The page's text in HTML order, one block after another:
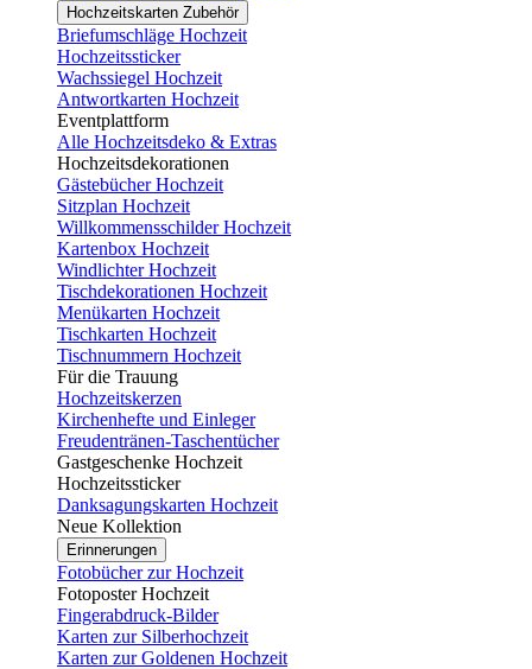
Hochzeitskarten Zubehör
Briefumschläge Hochzeit
Hochzeitssticker
Wachssiegel Hochzeit
Antwortkarten Hochzeit
Eventplattform
Alle Hochzeitsdeko & Extras
Hochzeitsdekorationen
Gästebücher Hochzeit
Sitzplan Hochzeit
Willkommensschilder Hochzeit
Kartenbox Hochzeit
Windlichter Hochzeit
Tischdekorationen Hochzeit
Menükarten Hochzeit
Tischkarten Hochzeit
Tischnummern Hochzeit
Für die Trauung
Hochzeitskerzen
Kirchenhefte und Einleger
Freudentränen-Taschentücher
Gastgeschenke Hochzeit
Hochzeitssticker
Danksagungskarten Hochzeit
Neue Kollektion
Erinnerungen
Fotobücher zur Hochzeit
Fotoposter Hochzeit
Fingerabdruck-Bilder
Karten zur Silberhochzeit
Karten zur Goldenen Hochzeit